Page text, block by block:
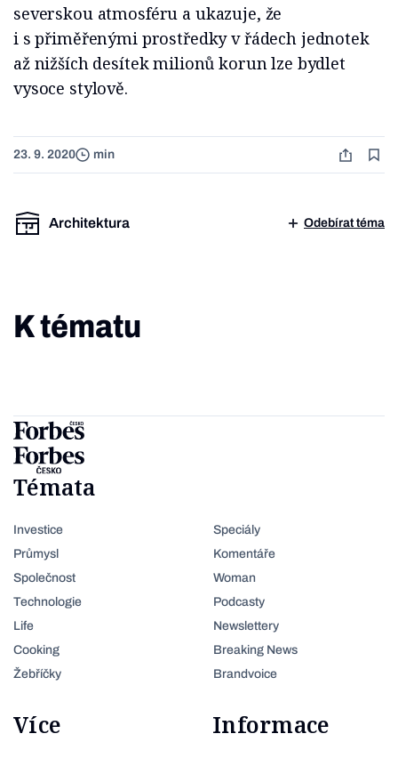
severskou atmosféru a ukazuje, že
i s přiměřenými prostředky v řádech jednotek
až nižších desítek milionů korun lze bydlet
vysoce stylově.
23. 9. 2020 min
Architektura Odebírat téma
K tématu
Témata
Investice
Průmysl
Společnost
Technologie
Life
Cooking
Žebříčky
Speciály
Komentáře
Woman
Podcasty
Newslettery
Breaking News
Brandvoice
Více Informace